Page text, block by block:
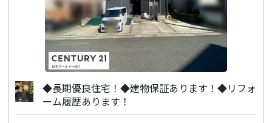
◆長期優良住宅！◆建物保証あります！◆リフォ
ーム履歴あります！